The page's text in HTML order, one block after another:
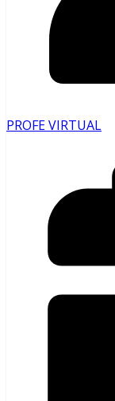
PROFE VIRTUAL